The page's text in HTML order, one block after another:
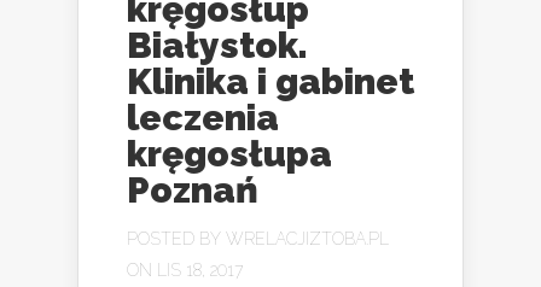
kręgosłup
Białystok.
Klinika i gabinet
leczenia
kręgosłupa
Poznań
POSTED BY WRELACJIZTOBA.PL
ON LIS 18, 2017